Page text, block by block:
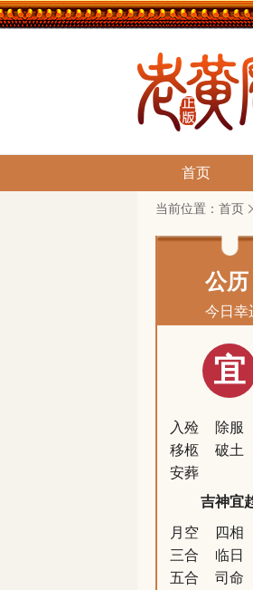
首页
当前位置： 首页
公
今日幸
宜
入殓 除服
移柩
破土
安葬
吉神宜
月空
四相
三合
临日
五合
司命